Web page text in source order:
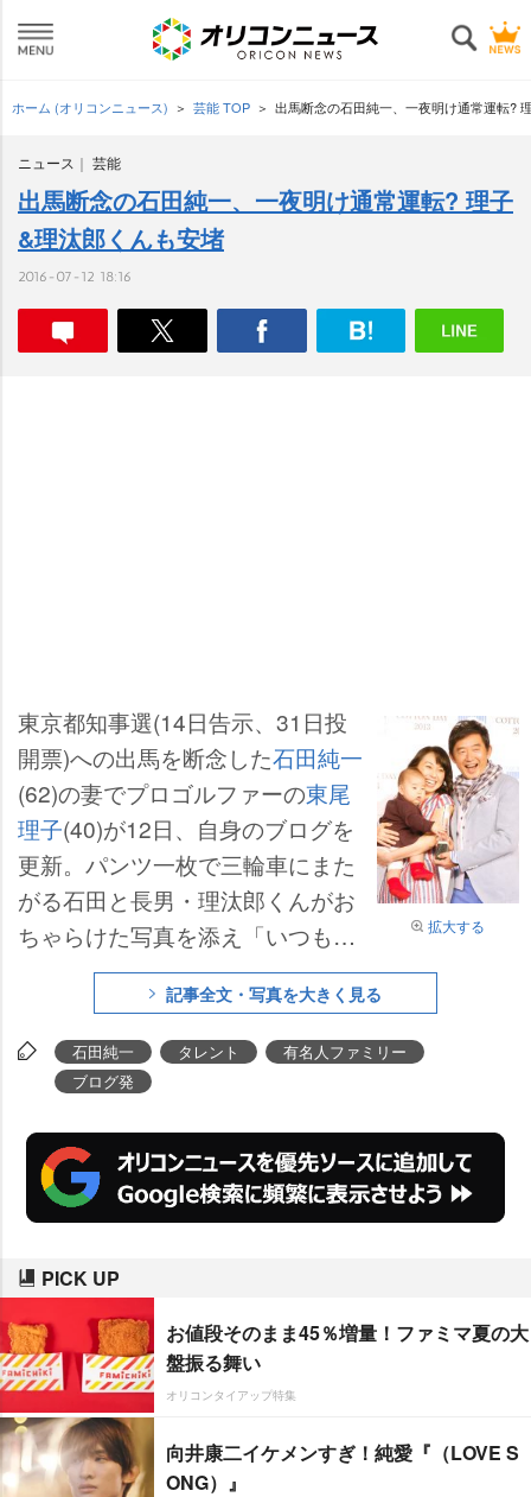
ホーム (オリコンニュース) 芸能 TOP 出馬断念の石田純一、一夜明け通常運転?
ニュース 芸能
出馬断念の石田純一、一夜明け通常運転? 理子
&理汰郎くんも安堵
2016-07-12 18:16
拡大する
東京都知事選(14日告示、31日投
開票)への出馬を断念した石田純一
(62)の妻でプロゴルファーの東尾
理子(40)が12日、自身のブログを
更新。パンツ一枚で三輪車にまた
がる石田と長男・理汰郎くんがお
ちゃらけた写真を添え「いつもの
光景」「この景色、私は好きで
す」と紹介している。記事全文・写真を大きく見る
石田純一 タレント
有名人ファミリー
ブログ発
PICK UP
お値段そのまま45％増量！ファミマ夏の大
盤振る舞い
オリコンタイアップ特集
向井康二イケメンすぎ！純愛『（LOVE S
ONG）』